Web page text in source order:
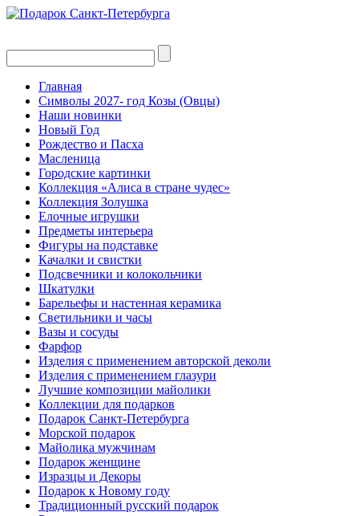
Главная
Символы 2027- год Козы (Овцы)
Наши новинки
Новый Год
Рождество и Пасха
Масленица
Городские картинки
Коллекция «Алиса в стране чудес»
Коллекция Золушка
Елочные игрушки
Предметы интерьера
Фигуры на подставке
Качалки и свистки
Подсвечники и колокольчики
Шкатулки
Барельефы и настенная керамика
Светильники и часы
Вазы и сосуды
Фарфор
Изделия с применением авторской деколи
Изделия с применением глазури
Лучшие композиции майолики
Коллекции для подарков
Подарок Санкт-Петербурга
Морской подарок
Майолика мужчинам
Подарок женщине
Изразцы и Декоры
Подарок к Новому году
Традиционный русский подарок